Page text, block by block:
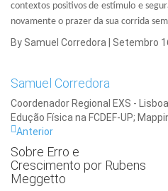
contextos positivos de estímulo e
novamente o prazer da sua corrida
By Samuel Corredora Setembro
Samuel Corredora
Coordenador Regional EXS -
Edução Física na FCDEF-UP;
Anterior
Sobre Erro e
Crescimento por Rubens
Meggetto